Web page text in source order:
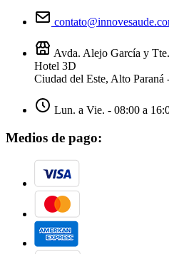
Avda. Alejo García y
Hotel 3D
Ciudad del Este, Alto Paraná
Lun. a Vie. - 08:00 a
Medios de pago: